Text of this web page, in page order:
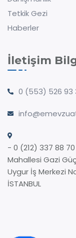
Tetkik Gezi
Haberler
İletişim
0 (553) 526 93
- 0 (212) 337 88
Mahallesi Gazi
Uygur İş Merkezi
İSTANBUL